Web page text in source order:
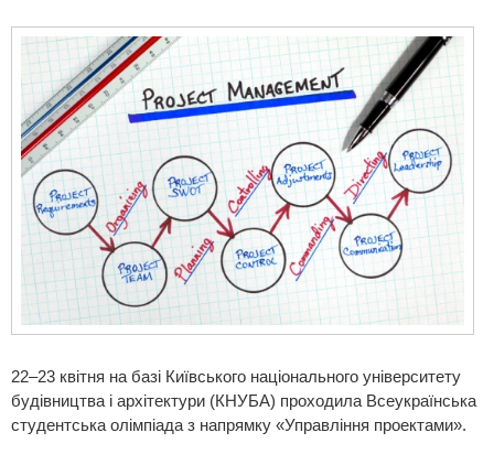
22–23 квітня на базі Київського національного університету
будівництва і архітектури (КНУБА) проходила Всеукраїнська
студентська олімпіада з напрямку «Управління проектами».